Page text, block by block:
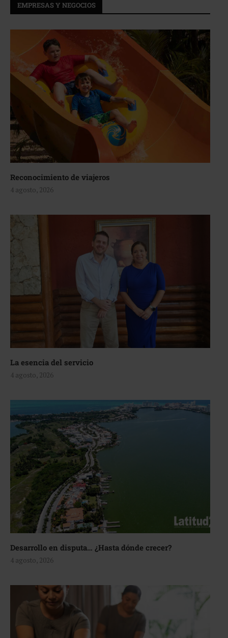
EMPRESAS Y NEGOCIOS
Reconocimiento de viajeros
4 agosto, 2026
La esencia del servicio
4 agosto, 2026
Desarrollo en disputa… ¿Hasta dónde crecer?
4 agosto, 2026